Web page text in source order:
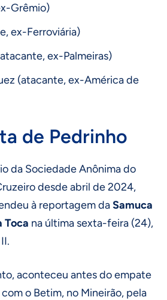
Grêmio)
ex-Ferroviária)
ex-Palmeiras)
(atacante, ex-América de
de Pedrinho
da Sociedade Anônima do
desde abril de 2024,
à reportagem daSamuca
Toca na última sexta-feira (24),
aconteceu antes do empate
com o Betim, no Mineirão, pela